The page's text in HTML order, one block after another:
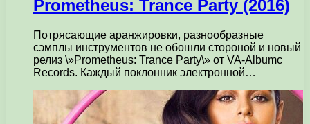
Prometheus: Trance Party (2016)
Потрясающие аранжировки, разнообразные
сэмплы инструментов не обошли стороной и новый
релиз \»Prometheus: Trance Party\» от VA-Albumc
Records. Каждый поклонник электронной…